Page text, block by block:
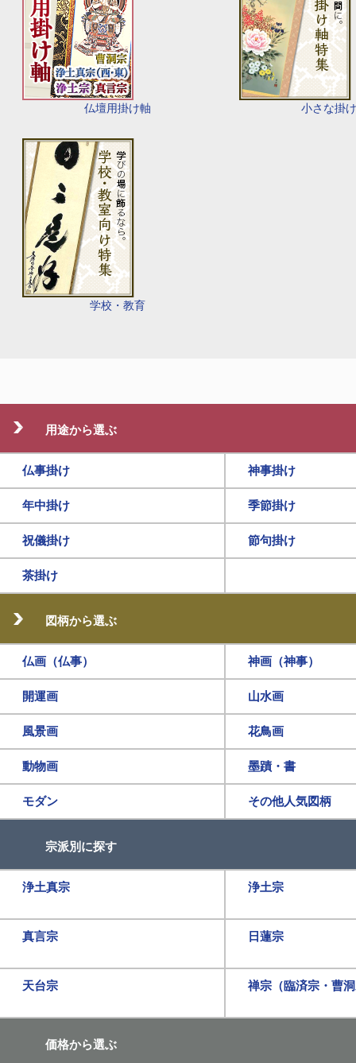
仏壇用掛け軸 小さな掛
学校・教育
用途から選ぶ
仏事掛け 神事掛け
年中掛け 季節掛け
祝儀掛け 節句掛け
茶掛け
図柄から選ぶ
仏画（仏事） 神画（神事）
開運画 山水画
風景画 花鳥画
動物画 墨蹟・書
モダン その他人気図柄
宗派別に探す
浄土真宗 浄土宗
真言宗 日蓮宗
天台宗 禅宗（臨済宗・曹
価格から選ぶ